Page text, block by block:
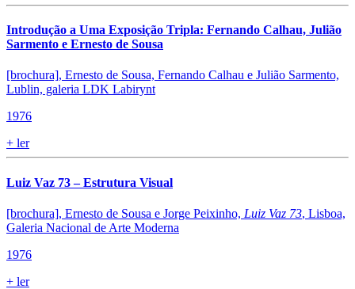
Introdução a Uma Exposição Tripla: Fernando Calhau, Julião
Sarmento e Ernesto de Sousa
[brochura], Ernesto de Sousa, Fernando Calhau e Julião Sarmento,
Lublin, galeria LDK Labirynt
1976
+ ler
Luiz Vaz 73 – Estrutura Visual
[brochura], Ernesto de Sousa e Jorge Peixinho, Luiz Vaz 73, Lisboa,
Galeria Nacional de Arte Moderna
1976
+ ler